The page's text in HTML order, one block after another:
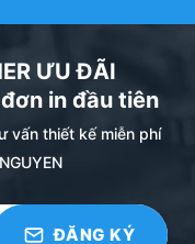
thời gian, giá
giá trị đơn hàng.
lên mẫu đemo.
gian làm mẫu từ 1-2
mẫu.
ƯU ĐÃI
in đầu tiên
vấn thiết kế miễn phí